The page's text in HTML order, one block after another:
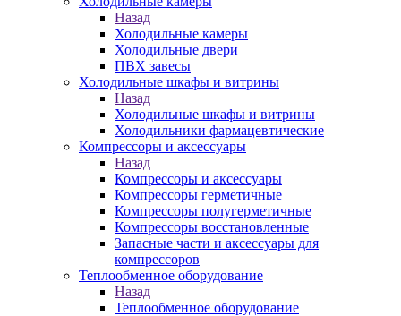
Назад
Холодильные камеры
Холодильные двери
ПВХ завесы
Холодильные шкафы и витрины
Назад
Холодильные шкафы и витрины
Холодильники фармацевтические
Компрессоры и аксессуары
Назад
Компрессоры и аксессуары
Компрессоры герметичные
Компрессоры полугерметичные
Компрессоры восстановленные
Запасные части и аксессуары для
компрессоров
Теплообменное оборудование
Назад
Теплообменное оборудование